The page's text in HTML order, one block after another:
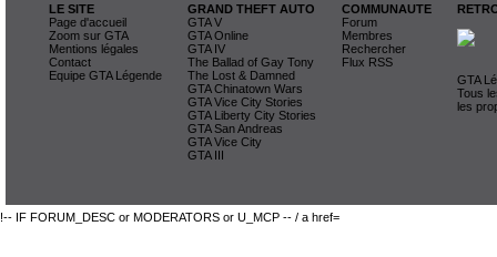
LE SITE
Page d'accueil
Zoom sur GTA
Mentions légales
Contact
Equipe GTA Légende
GRAND THEFT AUTO
GTA V
GTA Online
GTA IV
The Ballad of Gay Tony
The Lost & Damned
GTA Chinatown Wars
GTA Vice City Stories
GTA Liberty City Stories
GTA San Andreas
GTA Vice City
GTA III
COMMUNAUTE
Forum
Membres
Rechercher
Flux RSS
GTA
Tous
les
!-- IF FORUM_DESC or MODERATORS or U_MCP -- / a href=